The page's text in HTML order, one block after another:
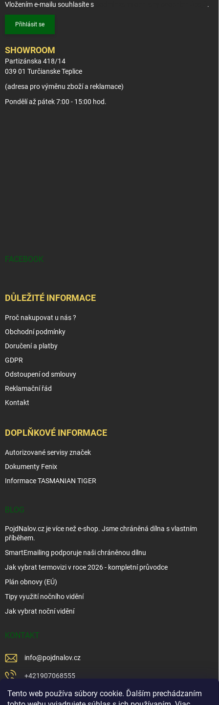
Tento web používa súbory cookie. Ďalším prechádzaním
Vložením e-mailu souhlasíte s .
Přihlásit se
SHOWROOM
Partizánska 418/14
039 01 Turčianske Teplice
(adresa pro výměnu zboží a reklamace)
Pondělí až pátek 7:00 - 15:00 hod.
FACEBOOK
DŮLEŽITÉ INFORMACE
Proč nakupovat u nás ?
Obchodní podmínky
Doručení a platby
GDPR
Odstoupení od smlouvy
Reklamační řád
Kontakt
DOPLŇKOVÉ INFORMACE
Autorizované servisy značek
Dokumenty Fenix
Informace TASMANIAN TIGER
BLOG
PojdNalov.cz je více než e-shop. Jsme chráněná dílna s vlastním
příběhem.
SmartEmailing podporuje naši chráněnou dílnu
Jak vybrat termovizi v roce 2026 - kompletní průvodce
Plán obnovy (EÚ)
Tipy využití nočního vidění
Jak vybrat noční vidění
KONTAKT
info@pojdnalov.cz
+421907068555
+421902479599